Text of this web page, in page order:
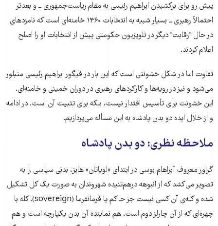
پیش رو برای برکشیدن ابراهیم رئیسی به مقام ریاست‌جمهوری ــ و بعدتر
احتمالاً رهبری ــ بسیار شبیه به انتخابات ۱۳۶۰ خامنه‌ای است که نامزدهای
در حال "رقابت" دیگر در تلویزیون حکومتی پیش از انتخابات او را اصلح
اعلام کردند.
تفاوت اما در شکل خشونتی است که این بار در فیگور ابراهیم رئیسی متبلور
می‌شود و نیز در رویه‌ها و کارکردهای رهبری در دوران خمینی و خامنه‌ای.
این خشونت برای تأسیس اقتدار نیست، بلکه برای تثبیت آن است. در ادامه
و از خلال ایده دو بدن پادشاه به این مسأله می‌پردازیم.
ملاحظه نظری: دو بدن پادشاه
گراور معروف آبراهام بوسی در ابتدای «لویاتان» هابز، بدنی سیاسی را به
تصویر می‌کشد که از انبوهه درهم‌تنیده شهروندان به صورت یک کل تشکیل
شده و کله‌ی آن کسی نیست جز حاکم یا فرمانفرما (sovereign). کله با
چهره‌ای که از آن چارلز دوم است، هم نماینده آن بدن یکپارچه است و هم